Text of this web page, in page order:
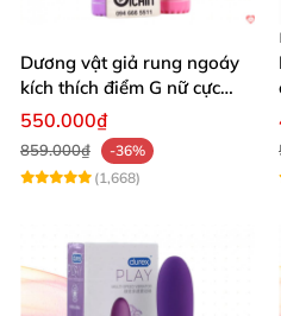
Dương vật giả rung ngoáy
kích thích điểm G nữ cực
mạnh
550.000₫
859.000₫
-36%
(1,668)